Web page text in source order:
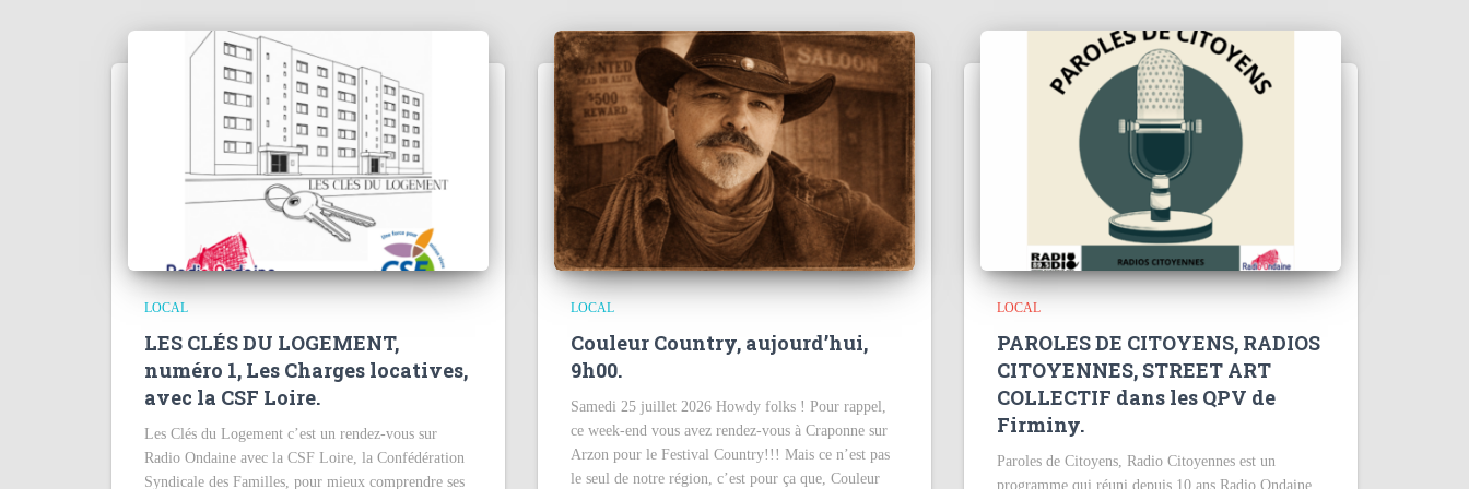
LOCAL
LES CLÉS DU LOGEMENT,
numéro 1, Les Charges locatives,
avec la CSF Loire.
Les Clés du Logement c’est un rendez-vous sur
Radio Ondaine avec la CSF Loire, la Confédération
Syndicale des Familles, pour mieux comprendre ses
LOCAL
Couleur Country, aujourd’hui,
9h00.
Samedi 25 juillet 2026 Howdy folks ! Pour rappel,
ce week-end vous avez rendez-vous à Craponne sur
Arzon pour le Festival Country!!! Mais ce n’est pas
le seul de notre région, c’est pour ça que, Couleur
LOCAL
PAROLES DE CITOYENS, RADIOS
CITOYENNES, STREET ART
COLLECTIF dans les QPV de
Firminy.
Paroles de Citoyens, Radio Citoyennes est un
programme qui réuni depuis 10 ans Radio Ondaine